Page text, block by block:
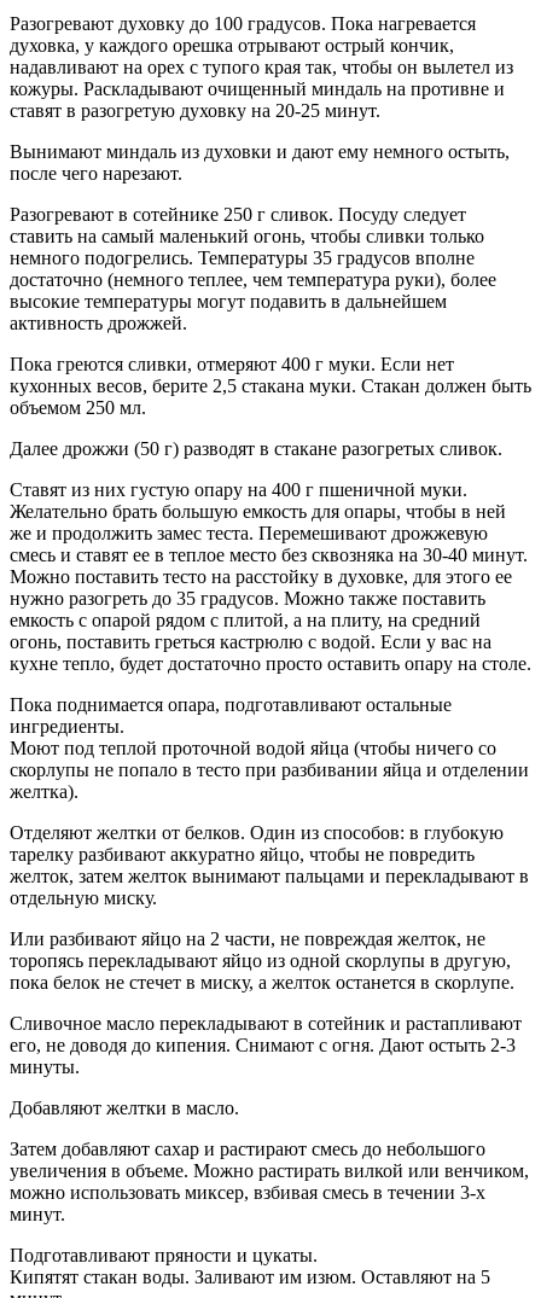
Разогревают духовку до 100 градусов. Пока нагревается
духовка, у каждого орешка отрывают острый кончик,
надавливают на орех с тупого края так, чтобы он вылетел из
кожуры. Раскладывают очищенный миндаль на противне и
ставят в разогретую духовку на 20-25 минут.
Вынимают миндаль из духовки и дают ему немного остыть,
после чего нарезают.
Разогревают в сотейнике 250 г сливок. Посуду следует
ставить на самый маленький огонь, чтобы сливки только
немного подогрелись. Температуры 35 градусов вполне
достаточно (немного теплее, чем температура руки), более
высокие температуры могут подавить в дальнейшем
активность дрожжей.
Пока греются сливки, отмеряют 400 г муки. Если нет
кухонных весов, берите 2,5 стакана муки. Стакан должен быть
объемом 250 мл.
Далее дрожжи (50 г) разводят в стакане разогретых сливок.
Ставят из них густую опару на 400 г пшеничной муки.
Желательно брать большую емкость для опары, чтобы в ней
же и продолжить замес теста. Перемешивают дрожжевую
смесь и ставят ее в теплое место без сквозняка на 30-40 минут.
Можно поставить тесто на расстойку в духовке, для этого ее
нужно разогреть до 35 градусов. Можно также поставить
емкость с опарой рядом с плитой, а на плиту, на средний
огонь, поставить греться кастрюлю с водой. Если у вас на
кухне тепло, будет достаточно просто оставить опару на столе.
Пока поднимается опара, подготавливают остальные
ингредиенты.
Моют под теплой проточной водой яйца (чтобы ничего со
скорлупы не попало в тесто при разбивании яйца и отделении
желтка).
Отделяют желтки от белков. Один из способов: в глубокую
тарелку разбивают аккуратно яйцо, чтобы не повредить
желток, затем желток вынимают пальцами и перекладывают в
отдельную миску.
Или разбивают яйцо на 2 части, не повреждая желток, не
торопясь перекладывают яйцо из одной скорлупы в другую,
пока белок не стечет в миску, а желток останется в скорлупе.
Сливочное масло перекладывают в сотейник и растапливают
его, не доводя до кипения. Снимают с огня. Дают остыть 2-3
минуты.
Добавляют желтки в масло.
Затем добавляют сахар и растирают смесь до небольшого
увеличения в объеме. Можно растирать вилкой или венчиком,
можно использовать миксер, взбивая смесь в течении 3-х
минут.
Подготавливают пряности и цукаты.
Кипятят стакан воды. Заливают им изюм. Оставляют на 5